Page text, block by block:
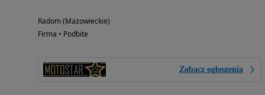
Radom (Mazowieckie)
Firma • Podbite
Zobacz ogłoszenia